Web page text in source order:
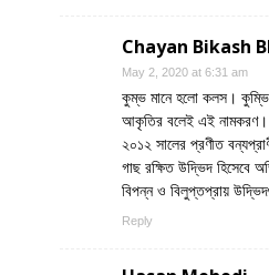
Chayan Bikash
May 2, 2020 at 6:31 am
কুম্ভ মানে হলো কলস। কুম্ভি
আকৃতির বলেই এই নামকরণ।
২০১২ সালের প্রণীত
গাছ রক্ষিত উদ্ভিদ হিসেবে
বিপন্ন ও বিলুপ্তপ্রায়
Reply